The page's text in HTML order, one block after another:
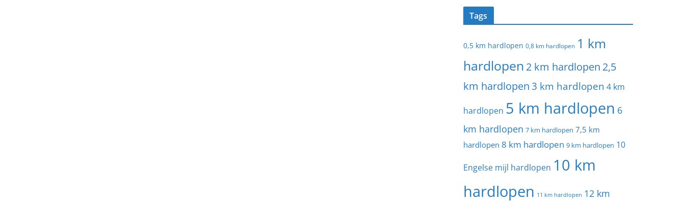
Tags
0,5 km hardlopen 0,8 km hardlopen 1 km
hardlopen 2 km hardlopen 2,5
km hardlopen 3 km hardlopen 4 km
hardlopen 5 km hardlopen 6
km hardlopen 7 km hardlopen 7,5 km
hardlopen 8 km hardlopen 9 km hardlopen 10
Engelse mijl hardlopen 10 km
hardlopen 11 km hardlopen 12 km